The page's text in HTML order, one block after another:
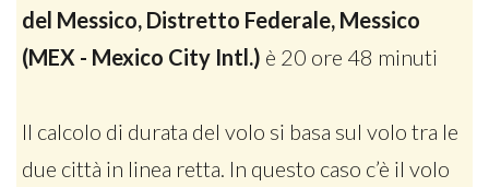
del Messico, Distretto Federale, Messico
(MEX - Mexico City Intl.) è 20 ore 48 minuti
Il calcolo di durata del volo si basa sul volo tra le
due città in linea retta. In questo caso c’è il volo